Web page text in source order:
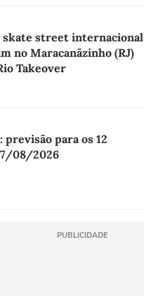
skate street internacional
no Maracanãzinho (RJ)
Takeover
previsão para os 12
08/2026
PUBLICIDADE